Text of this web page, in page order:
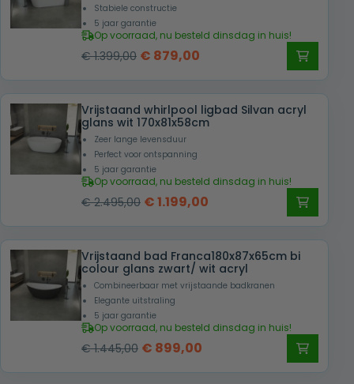
Stabiele constructie
5 jaar garantie
Op voorraad, nu besteld dinsdag in huis!
€1.399,00 Oorspronkelijke
was:
€ 1.399,00.
€ 879,00
is:
€ 879,00.
Vrijstaand whirlpool ligbad Silvan acryl
glans wit 170x81x58cm
Zeer lange levensduur
Perfect voor ontspanning
5 jaar garantie
Op voorraad, nu besteld dinsdag in huis!
€2.495,00 Oorspronkelijke
was:
€ 2.495,00.
€1.199,00
is:
€ 1.199,00.
Vrijstaand bad Franca180x87x65cm bi
colour glans zwart/ wit acryl
Combineerbaar met vrijstaande badkranen
Elegante uitstraling
5 jaar garantie
Op voorraad, nu besteld dinsdag in huis!
€1.445,00 Oorspronkelijke
€ 899,00